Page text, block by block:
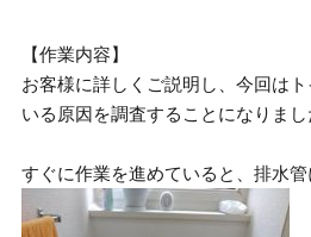
【作業内容】
お客様に詳しくご説明し、今回は
いる原因を調査することになりまし
すぐに作業を進めていると、排水管